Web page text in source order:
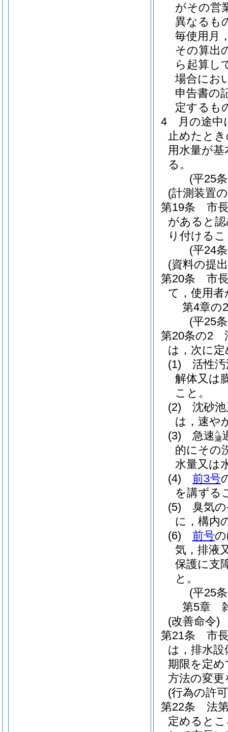
がその営
異なるも
毎使用月
その算出
ら起算し
場合にお
申告書の
定するも
4
月の途
止めたと
用水量が
る。
(平25
(計測装置
第19条
市
があると
り付ける
(平24
(資料の提
第20条
市
て，使用
第4章の2
(平25
第20条の2
は，次に
(1)
活性
解体又は
こと。
(2)
沈砂
は，速や
(3)
急速濾
ろ
的にその
水量又は
(4)
前3号
を講ずる
(5)
臭気
に，構内
(6)
前号
気，排液
保護に支
と。
(平25
第5章
(改善命令)
第21条
市
は，排水
期限を定
方法の変
(行為の許
第22条
法
定めると